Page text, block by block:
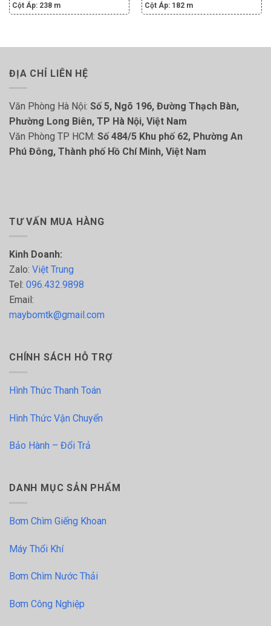
Cột Áp: 238 m
Cột Áp: 182 m
ĐỊA CHỈ LIÊN HỆ
Văn Phòng Hà Nội: Số 5, Ngõ 196, Đường Thạch Bàn,
Phường Long Biên, TP Hà Nội, Việt Nam
Văn Phòng TP HCM: Số 484/5 Khu phố 62, Phường An
Phú Đông, Thành phố Hồ Chí Minh, Việt Nam
TƯ VẤN MUA HÀNG
Kinh Doanh:
Zalo: Việt Trung
Tel: 096.432.9898
Email:
maybomtk@gmail.com
CHÍNH SÁCH HỖ TRỢ
Hình Thức Thanh Toán
Hình Thức Vận Chuyển
Bảo Hành – Đổi Trả
DANH MỤC SẢN PHẨM
Bơm Chìm Giếng Khoan
Máy Thổi Khí
Bơm Chìm Nước Thải
Bơm Công Nghiệp